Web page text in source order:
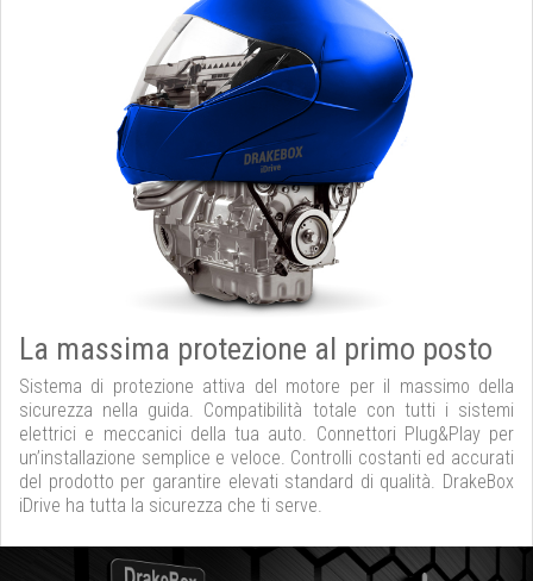
La massima protezione al primo posto
Sistema di protezione attiva del motore per il massimo della
sicurezza nella guida. Compatibilità totale con tutti i sistemi
elettrici e meccanici della tua auto. Connettori Plug&Play per
un’installazione semplice e veloce. Controlli costanti ed accurati
del prodotto per garantire elevati standard di qualità. DrakeBox
iDrive ha tutta la sicurezza che ti serve.